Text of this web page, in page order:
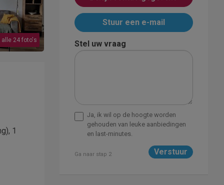
alle 24 foto's
1
Stuur een e-mail
Stel uw vraag
Ja, ik wil op de hoogte worden
gehouden van leuke aanbiedingen
en last-minutes.
Ga naar stap 2